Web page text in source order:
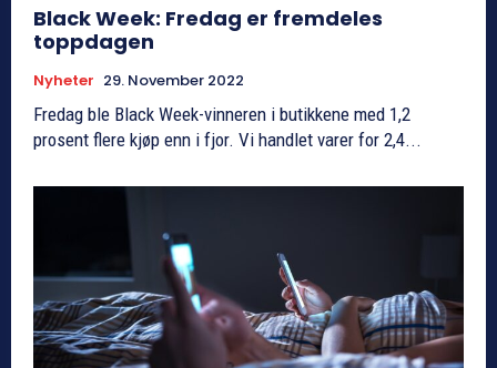
Black Week: Fredag er fremdeles
toppdagen
Nyheter 29. November 2022
Fredag ble Black Week-vinneren i butikkene med 1,2
prosent flere kjøp enn i fjor. Vi handlet varer for 2,4...